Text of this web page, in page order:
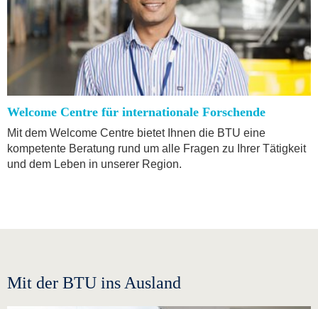
Welcome Centre für internationale Forschende
Mit dem Welcome Centre bietet Ihnen die BTU eine
kompetente Beratung rund um alle Fragen zu Ihrer Tätigkeit
und dem Leben in unserer Region.
Mit der BTU ins Ausland